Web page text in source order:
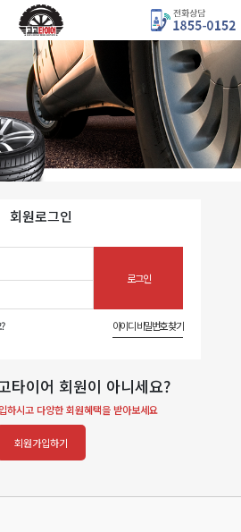
회원로그인
아이디 비밀번호 찾기
타이어 회원이 아니세요?
하시고 다양한 회원혜택을 받아보세요
회원가입하기